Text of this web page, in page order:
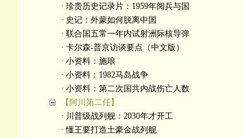
· 珍贵历史记录片：1959年阅兵与国
· 史记：外蒙如何脱离中国
· 联合国五常一年内试射洲际核导弹
· 卡尔森-普京访谈要点（中文版）
· 小资料：施琅
· 小资料：1982马岛战争
· 小资料：第二次国共内战伤亡人数
【阿川第二任】
· 川普级战列舰：2030年才开工
· 懂王要打造土豪金战列舰